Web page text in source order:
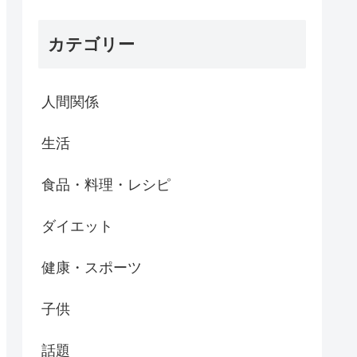
カテゴリー
人間関係
生活
食品・料理・レシピ
ダイエット
健康・スポーツ
子供
話題